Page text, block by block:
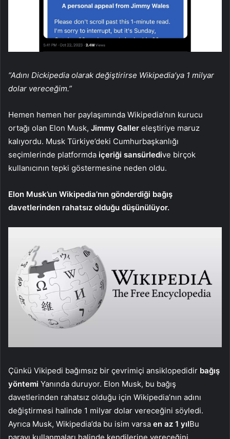
“Adını Dickipedia olarak değiştirirse Wikipedia’ya 1 milyar
dolar vereceğim.”
Hemen hemen her paylaşımında Wikipedia’nın kurucu
ortağı olan Elon Musk, Jimmy Galler eleştiriye maruz
kalıyordu. Musk Türkiye’deki Cumhurbaşkanlığı
seçimlerinde platformda içeriği sansürledive birçok
kullanıcının tepki göstermesine neden oldu.
Elon Musk’un Wikipedia’nın gönderdiği bağış
davetlerinden rahatsız olduğu düşünülüyor.
Çünkü Vikipedi bağımsız bir çevrimiçi ansiklopedidir bağış
yöntemi Yanında duruyor. Elon Musk, bu bağış
davetlerinden rahatsız olduğu için Wikipedia’nın adını
değiştirmesi halinde 1 milyar dolar vereceğini söyledi.
Ayrıca Musk, Wikipedia’da bu isim varsa en az 1 yılBu
parayı kullanmaları halinde kendilerine vereceğini